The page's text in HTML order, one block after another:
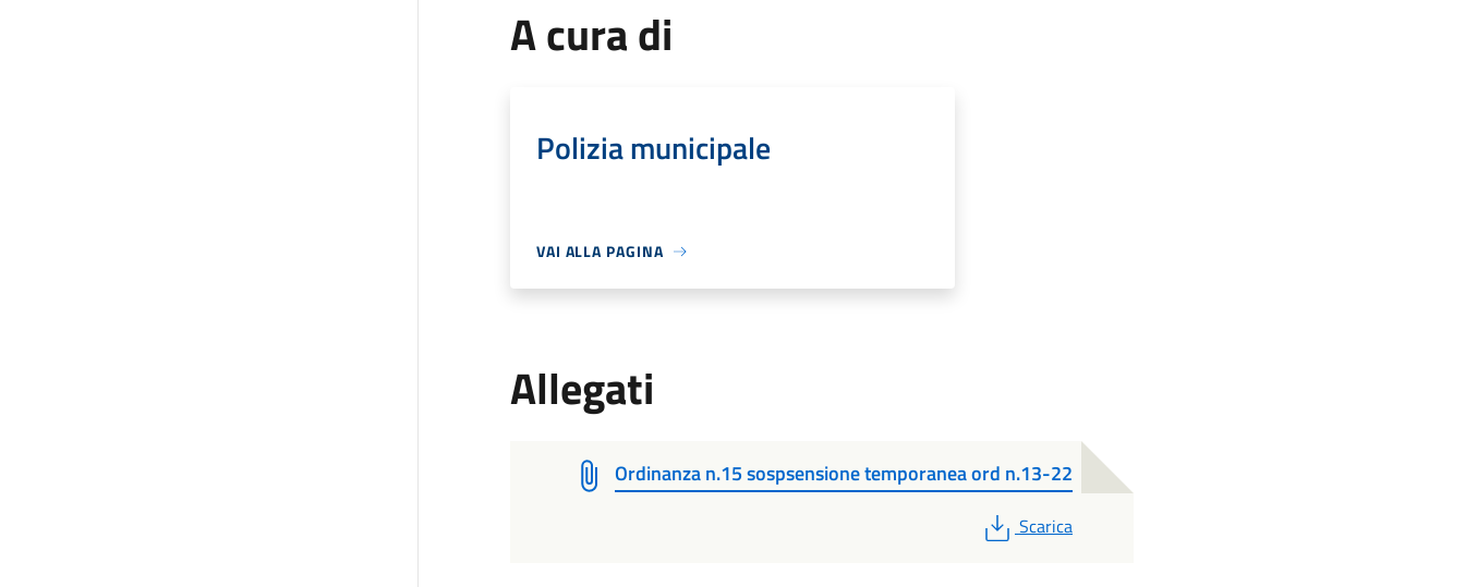
A cura di
Polizia municipale
VAI ALLA PAGINA
Allegati
Ordinanza n.15 sospsensione temporanea ord n.13-22
PDF
Scarica